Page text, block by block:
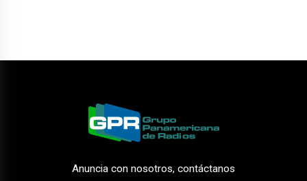
Anuncia con nosotros, contáctanos